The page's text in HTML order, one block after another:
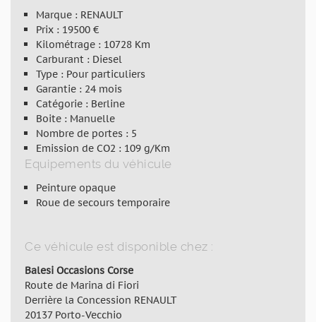
Marque : RENAULT
Prix : 19500 €
Kilométrage : 10728 Km
Carburant : Diesel
Type : Pour particuliers
Garantie : 24 mois
Catégorie : Berline
Boite : Manuelle
Nombre de portes : 5
Emission de CO2 : 109 g/Km
Equipements du véhicule
Peinture opaque
Roue de secours temporaire
Ce véhicule est disponible chez :
Balesi Occasions Corse
Route de Marina di Fiori
Derrière la Concession RENAULT
20137 Porto-Vecchio